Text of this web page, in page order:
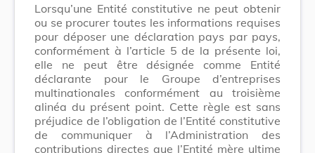
Lorsqu’une Entité constitutive ne peut obtenir
ou se procurer toutes les informations requises
pour déposer une déclaration pays par pays,
conformément à l’article 5 de la présente loi,
elle ne peut être désignée comme Entité
déclarante pour le Groupe d’entreprises
multinationales conformément au troisième
alinéa du présent point. Cette règle est sans
préjudice de l’obligation de l’Entité constitutive
de communiquer à l’Administration des
contributions directes que l’Entité mère ultime